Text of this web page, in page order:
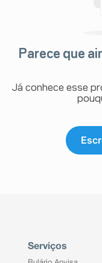
Parece que
Já conhece esse
Serviços